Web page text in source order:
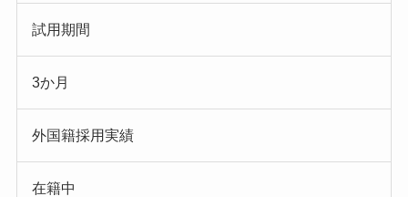
試用期間
3か月
外国籍採用実績
在籍中